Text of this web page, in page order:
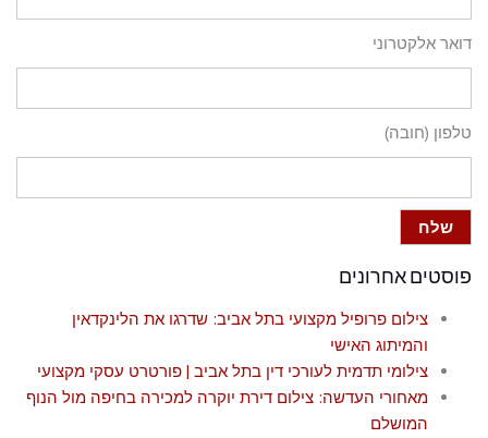
דואר אלקטרוני
טלפון (חובה)
פוסטים אחרונים
צילום פרופיל מקצועי בתל אביב: שדרגו את הלינקדאין
והמיתוג האישי
צילומי תדמית לעורכי דין בתל אביב | פורטרט עסקי מקצועי
מאחורי העדשה: צילום דירת יוקרה למכירה בחיפה מול הנוף
המושלם